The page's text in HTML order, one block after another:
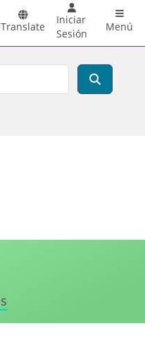
Translate
Iniciar
Sesión
Menú
de ayuda a la